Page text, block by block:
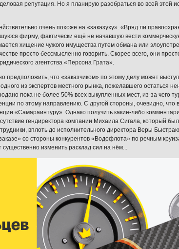
репутация. Но я планирую разобраться во всей этой
очень похоже на «заказуху». «Вряд ли
фирму, фактически ещё не начавшую вести
хищение чужого имущества путем обмана или
просто бессмысленно говорить. Скорее всего, они
агентства «Персона Грата».
предположить, что «заказчиком» по этому делу может
из экспертов местного рынка, пожелавшего остаться
пока не более 50% всех выкупленных мест, из-за чего
по этому направлению. С другой стороны, очевидно, что
«Самараинтуру». Однако получить какие-либо
гендиректора компании Михаила Сигала, который
вплоть до исполнительного директора Веры
со стороны конкурентов «Водофлота» по речным
изменить расклад сил на нём...